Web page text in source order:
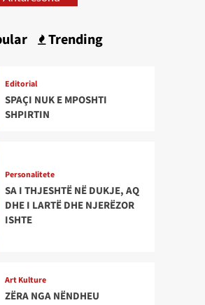
Trending
Editorial
SPAÇI NUK E MPOSHTI
SHPIRTIN
Personalitete
SA I THJESHTË NË DUKJE, AQ
DHE I LARTË DHE NJERËZOR
ISHTE
Art Kulture
ZËRA NGA NËNDHEU